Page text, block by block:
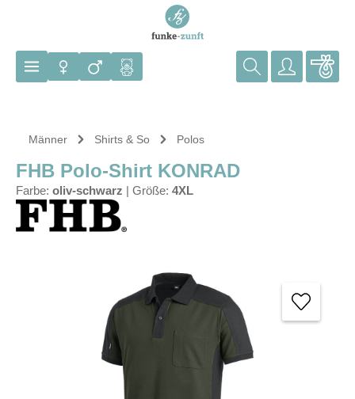
Männer Shirts & So Polos
FHB Polo-Shirt KONRAD
Farbe: oliv-schwarz Größe: 4XL